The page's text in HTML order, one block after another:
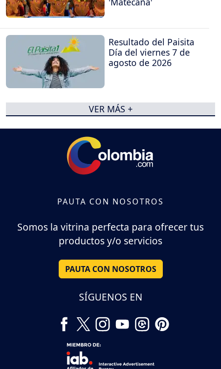
Resultado del Paisita
Día del viernes 7 de
agosto de 2026
VER MÁS +
PAUTA CON NOSOTROS
Somos la vitrina perfecta para ofrecer tus
productos y/o servicios
PAUTA CON NOSOTROS
SÍGUENOS EN